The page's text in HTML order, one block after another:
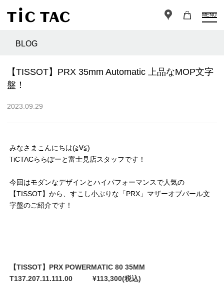
MENU
BLOG
【TISSOT】PRX 35mm Automatic 上品なMOP文字
盤！
2023.09.29
みなさまこんにちは(≧∀≦)
TiCTACららぽーと富士見店スタッフです！
今回はモダンなデザインとハイパフォーマンスで人気の
【TISSOT】から、すこし小ぶりな「PRX」マザーオブパール文
字盤のご紹介です！
【TISSOT】PRX POWERMATIC 80 35MM
T137.207.11.111.00 ¥113,300(税込)